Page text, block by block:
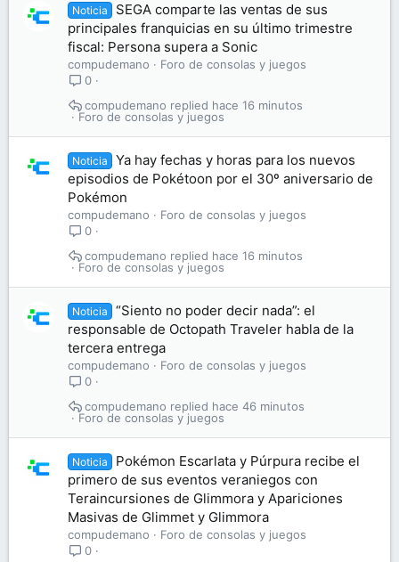
Noticia
SEGA comparte las ventas de sus
principales franquicias en su último trimestre
fiscal: Persona supera a Sonic
compudemano
Foro de consolas y juegos
0
Foro de consolas y juegos
hace 16 minutos
compudemano
Noticia
Ya hay fechas y horas para los nuevos
episodios de Pokétoon por el 30º aniversario de
Pokémon
compudemano
Foro de consolas y juegos
0
Foro de consolas y juegos
hace 16 minutos
compudemano
Noticia
“Siento no poder decir nada”: el
responsable de Octopath Traveler habla de la
tercera entrega
compudemano
Foro de consolas y juegos
0
Foro de consolas y juegos
hace 46 minutos
compudemano
Noticia
Pokémon Escarlata y Púrpura recibe el
primero de sus eventos veraniegos con
Teraincursiones de Glimmora y Apariciones
Masivas de Glimmet y Glimmora
compudemano
Foro de consolas y juegos
0